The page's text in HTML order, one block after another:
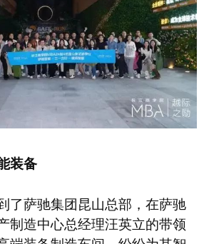
装备
了萨驰集团昆山总部，在萨驰
制造中心总经理汪英立的带领